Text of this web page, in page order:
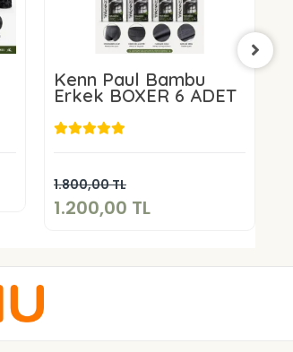
Kenn Paul Bambu
Erkek BOXER 6 ADET
1.800,00 TL
1.200,00 TL
Sepete Ekle